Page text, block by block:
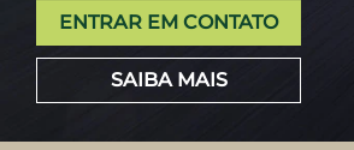
ENTRAR EM CONTATO
SAIBA MAIS